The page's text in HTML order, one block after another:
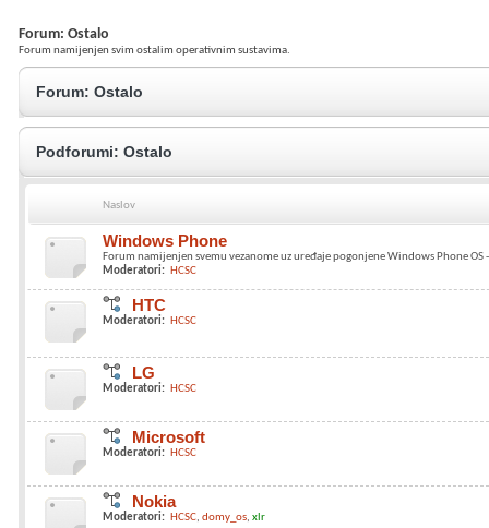
Forum: Ostalo
Forum namijenjen svim ostalim operativnim sustavima.
Forum: Ostalo
Podforumi: Ostalo
Naslov
Windows Phone
Forum namijenjen svemu vezanome uz uređaje pogonjene Windows Phone OS
Moderatori: HCSC
HTC
Moderatori: HCSC
LG
Moderatori: HCSC
Microsoft
Moderatori: HCSC
Nokia
Moderatori: HCSC domy_os xlr